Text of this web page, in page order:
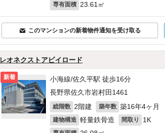
専有面積 23.61㎡
このマンションの新着物件通知を受け取る
レオネクストアビイロード
新着
小海線/佐久平駅 徒歩16分
長野県佐久市岩村田1461
総階数 2階建 築年数 築16年4ヶ月
建物構造 軽量鉄骨造 間取り 1K